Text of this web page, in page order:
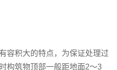
容积大的特点，为保证处理过
构筑物顶部一般距地面2～3